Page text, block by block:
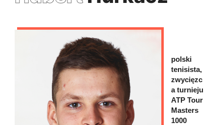
polski
tenisista,
zwycięzc
a turnieju
ATP Tour
Masters
1000